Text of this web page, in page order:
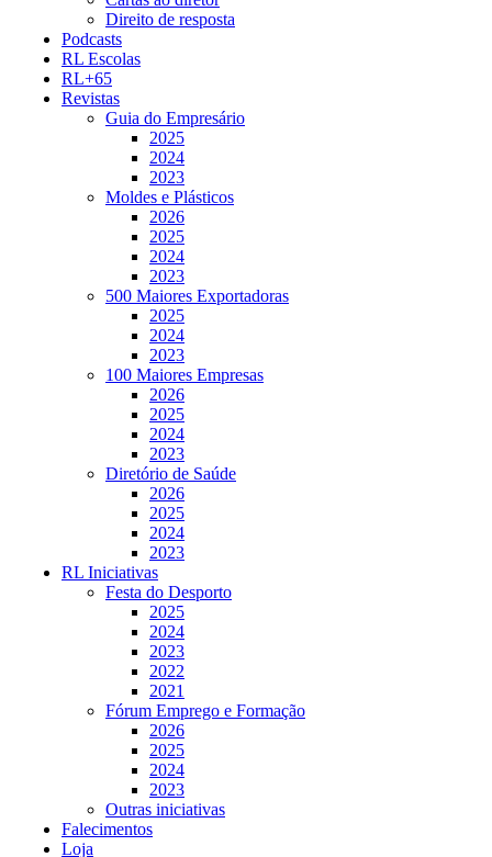
Direito de resposta
Podcasts
RL Escolas
RL+65
Revistas
Guia do Empresário
2025
2024
2023
Moldes e Plásticos
2026
2025
2024
2023
500 Maiores Exportadoras
2025
2024
2023
100 Maiores Empresas
2026
2025
2024
2023
Diretório de Saúde
2026
2025
2024
2023
RL Iniciativas
Festa do Desporto
2025
2024
2023
2022
2021
Fórum Emprego e Formação
2026
2025
2024
2023
Outras iniciativas
Falecimentos
Loja